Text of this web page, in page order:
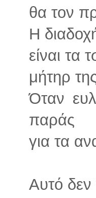
θα τον
Η
είναι τα
μήτηρ
Όταν
παράς
για τα
Αυτό δεν